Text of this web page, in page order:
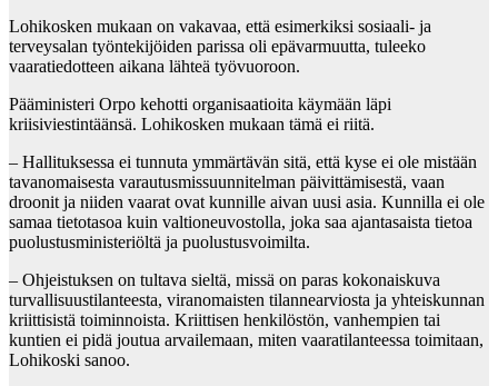
Lohikosken mukaan on vakavaa, että esimerkiksi sosiaali- ja
terveysalan työntekijöiden parissa oli epävarmuutta, tuleeko
vaaratiedotteen aikana lähteä työvuoroon.
Pääministeri Orpo kehotti organisaatioita käymään läpi
kriisiviestintäänsä. Lohikosken mukaan tämä ei riitä.
– Hallituksessa ei tunnuta ymmärtävän sitä, että kyse ei ole mistään
tavanomaisesta varautusmissuunnitelman päivittämisestä, vaan
droonit ja niiden vaarat ovat kunnille aivan uusi asia. Kunnilla ei ole
samaa tietotasoa kuin valtioneuvostolla, joka saa ajantasaista tietoa
puolustusministeriöltä ja puolustusvoimilta.
– Ohjeistuksen on tultava sieltä, missä on paras kokonaiskuva
turvallisuustilanteesta, viranomaisten tilannearviosta ja yhteiskunnan
kriittisistä toiminnoista. Kriittisen henkilöstön, vanhempien tai
kuntien ei pidä joutua arvailemaan, miten vaaratilanteessa toimitaan,
Lohikoski sanoo.